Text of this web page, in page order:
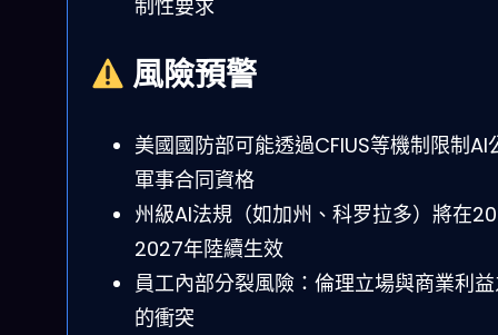
制性要求
風險預警
美國國防部可能透過CFIUS等機制限制AI
軍事合同資格
州級AI法規（如加州、科罗拉多）將在
2027年陸續生效
員工內部分裂風險：倫理立場與商業利
的衝突